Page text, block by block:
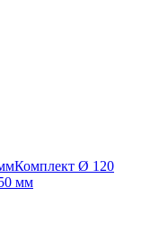
Комплект Ø 120
мм